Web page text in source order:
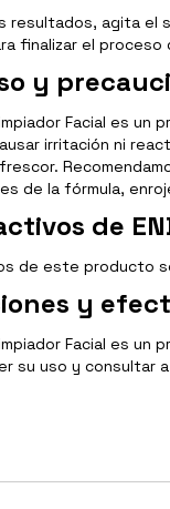
resultados, agita el
finalizar el proceso
y
Limpiador Facial es
irritación ni
de la fórmula,
de
de este producto
y
Limpiador Facial es
su uso y